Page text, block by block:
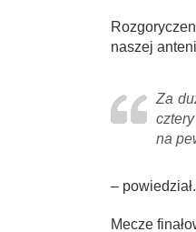
naszej
Za
na
– powiedział.
Mecze